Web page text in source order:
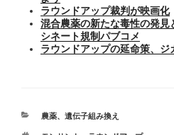
ラウンドアップ裁判が映画化
混合農薬の新たな毒性の発
シネート規制パブコメ
ラウンドアップの延命策、
カ
農薬、 遺伝子組み換え